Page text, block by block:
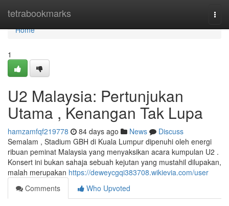
tetrabookmarks
Home
Home
1
U2 Malaysia: Pertunjukan
Utama , Kenangan Tak Lupa
hamzamfqf219778 84 days ago News
Discuss
Semalam , Stadium GBH di Kuala Lumpur dipenuhi oleh energi
ribuan peminat Malaysia yang menyaksikan acara kumpulan U2 .
Konsert ini bukan sahaja sebuah kejutan yang mustahil dilupakan,
malah merupakan https://deweycgqi383708.wikievia.com/user
Comments
Who Upvoted